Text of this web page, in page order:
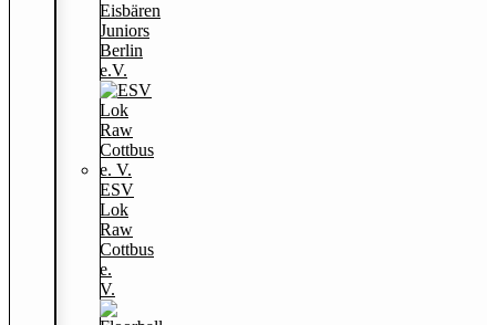
Eisbären
Juniors
Berlin
e.V.
ESV
Lok
Raw
Cottbus
e.
V.